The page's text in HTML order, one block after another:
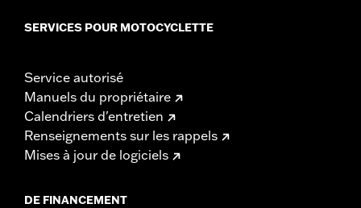
SERVICES POUR MOTOCYCLETTE
Service autorisé
Manuels du propriétaire
Calendriers d'entretien
Renseignements sur les rappels
Mises à jour de logiciels
DE FINANCEMENT